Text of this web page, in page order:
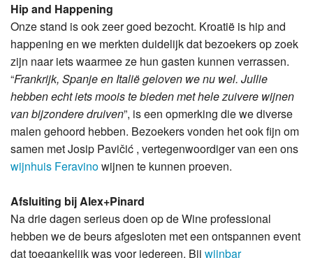
Hip and Happening
Onze stand is ook zeer goed bezocht. Kroatië is hip and
happening en we merkten duidelijk dat bezoekers op zoek
zijn naar iets waarmee ze hun gasten kunnen verrassen.
“Frankrijk, Spanje en Italië geloven we nu wel. Jullie
hebben echt iets moois te bieden met hele zuivere wijnen
van bijzondere druiven”, is een opmerking die we diverse
malen gehoord hebben. Bezoekers vonden het ook fijn om
samen met Josip Pavičić , vertegenwoordiger van een ons
wijnhuis Feravinowijnen te kunnen proeven.
Afsluiting bij Alex+Pinard
Na drie dagen serieus doen op de Wine professional
hebben we de beurs afgesloten met een ontspannen event
dat toegankelijk was voor iedereen. Bijwijnbar